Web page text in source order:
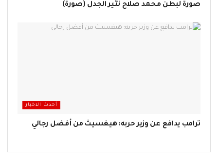
صورة لبطن محمد صلاح تثير الجدل (صورة)
أحدث الاخبار
ترامب يدافع عن وزير حربه: هيغسيث من أفضل رجالي